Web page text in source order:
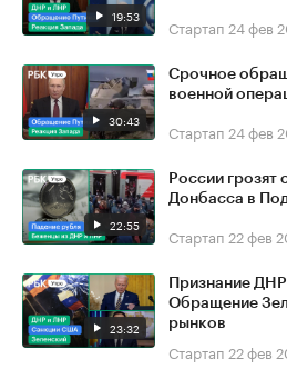
19:53 Стартап 24 фев
30:43
Срочное
военной
Стартап 24 фев
22:55
России грозят
Донбасса в
Стартап 22 фев
23:32
Признание
Обращение
рынков
Стартап 22 фев